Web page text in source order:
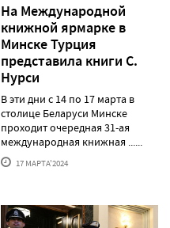
На Международной
книжной ярмарке в
Минске Турция
представила книги С.
Нурси
В эти дни с 14 по 17 марта в
столице Беларуси Минске
проходит очередная 31-ая
международная книжная ......
17 МАРТА'2024